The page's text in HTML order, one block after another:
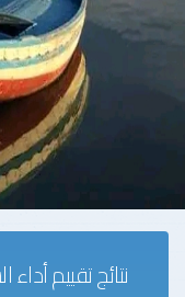
نتائج تقييم